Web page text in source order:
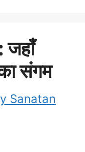
जहाँ
संगम
Sanatan